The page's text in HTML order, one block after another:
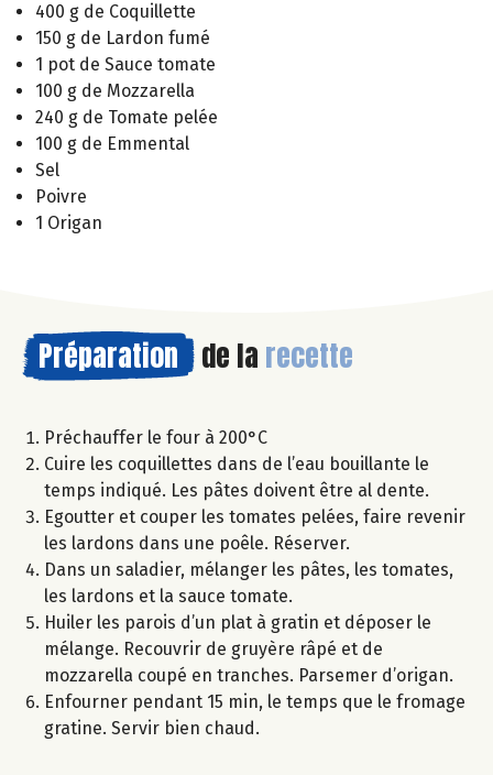
400 g de Coquillette
150 g de Lardon fumé
1 pot de Sauce tomate
100 g de Mozzarella
240 g de Tomate pelée
100 g de Emmental
Sel
Poivre
1 Origan
Préparation de la recette
Préchauffer le four à 200°C
Cuire les coquillettes dans de l’eau bouillante le
temps indiqué. Les pâtes doivent être al dente.
Egoutter et couper les tomates pelées, faire revenir
les lardons dans une poêle. Réserver.
Dans un saladier, mélanger les pâtes, les tomates,
les lardons et la sauce tomate.
Huiler les parois d’un plat à gratin et déposer le
mélange. Recouvrir de gruyère râpé et de
mozzarella coupé en tranches. Parsemer d’origan.
Enfourner pendant 15 min, le temps que le fromage
gratine. Servir bien chaud.